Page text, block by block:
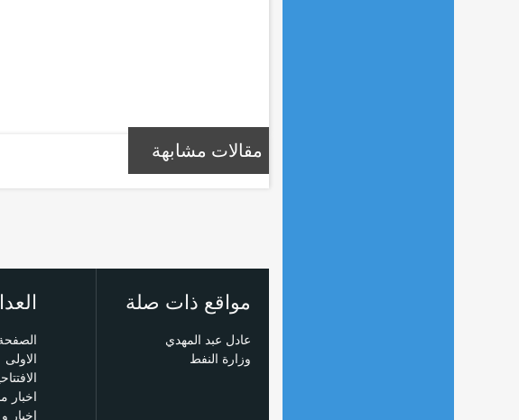
مقالات مشابهة
مواقع ذات صلة
عادل عبد المهدي
وزارة النفط
الاولى
اخبار
اخبار و